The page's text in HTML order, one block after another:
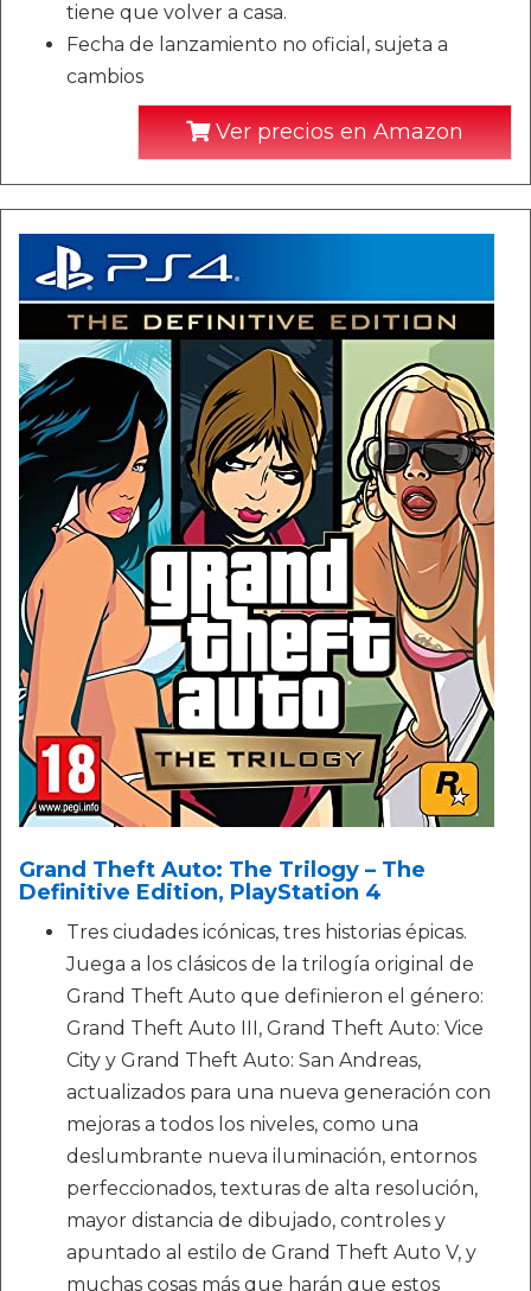
tiene que volver a casa.
Fecha de lanzamiento no oficial, sujeta a
cambios
Ver precios en Amazon
Grand Theft Auto: The Trilogy – The
Definitive Edition, PlayStation 4
Tres ciudades icónicas, tres historias épicas.
Juega a los clásicos de la trilogía original de
Grand Theft Auto que definieron el género:
Grand Theft Auto III, Grand Theft Auto: Vice
City y Grand Theft Auto: San Andreas,
actualizados para una nueva generación con
mejoras a todos los niveles, como una
deslumbrante nueva iluminación, entornos
perfeccionados, texturas de alta resolución,
mayor distancia de dibujado, controles y
apuntado al estilo de Grand Theft Auto V, y
muchas cosas más que harán que estos